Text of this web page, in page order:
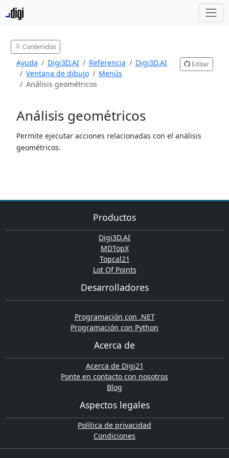
Contenidos
Ayuda Digi3D.AI Referencia
Digi3D.AI
Ventana de dibujo
Menús
Análisis geométricos
Editar
Análisis geométricos
Permite ejecutar acciones relacionadas con el análisis
geométricos.
Productos
Digi3D.AI
MDTopX
Topcal21
Lot Of Points
Desarrolladores
Programación con .NET
Programación con Python
Acerca de
Acerca de Digi21
Ponte en contacto con nosotros
Blog
Aspectos legales
Política de privacidad
Condiciones